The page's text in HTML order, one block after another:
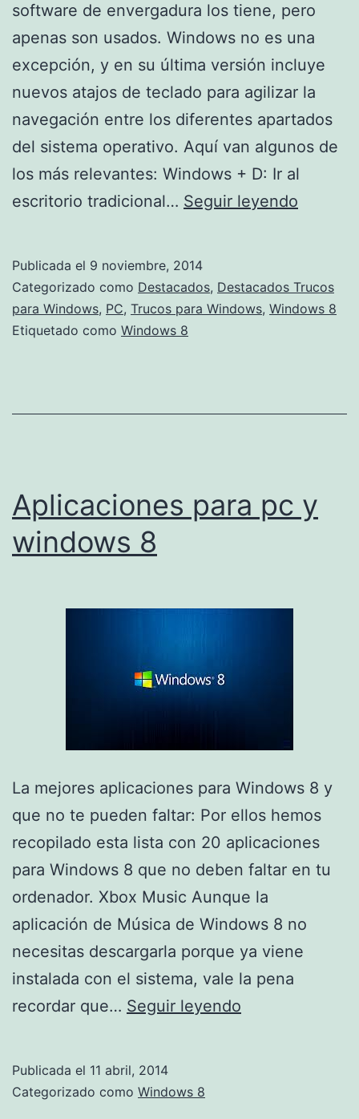
software de envergadura los tiene, pero
apenas son usados. Windows no es una
excepción, y en su última versión incluye
nuevos atajos de teclado para agilizar la
navegación entre los diferentes apartados
del sistema operativo. Aquí van algunos de
los más relevantes: Windows + D: Ir al
escritorio tradicional… Seguir leyendo
no
sabías
Publicada el 9 noviembre, 2014
Categorizado como Destacados, Destacados Trucos
para Windows, PC, Trucos para Windows, Windows 8
Etiquetado como Windows 8
Aplicaciones para pc y
windows 8
La mejores aplicaciones para Windows 8 y
que no te pueden faltar: Por ellos hemos
recopilado esta lista con 20 aplicaciones
para Windows 8 que no deben faltar en tu
ordenador. Xbox Music Aunque la
aplicación de Música de Windows 8 no
necesitas descargarla porque ya viene
instalada con el sistema, vale la pena
recordar que… Seguir leyendo
Publicada el 11 abril, 2014
Categorizado como Windows 8